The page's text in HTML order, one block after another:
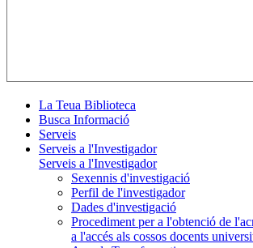
La Teua Biblioteca
Busca Informació
Serveis
Serveis a l'Investigador
Serveis a l'Investigador
Sexennis d'investigació
Perfil de l'investigador
Dades d'investigació
Procediment per a l'obtenció de
a l'accés als cossos docents